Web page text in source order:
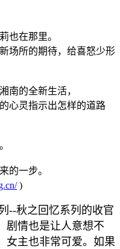
也在那里。
场所的期待，给喜怒少形
南的全新生活，
心灵指示出怎样的道路
的一步。
)
--秋之回忆系列的收官
剧情也是让人意想不
女主也非常可爱。如果